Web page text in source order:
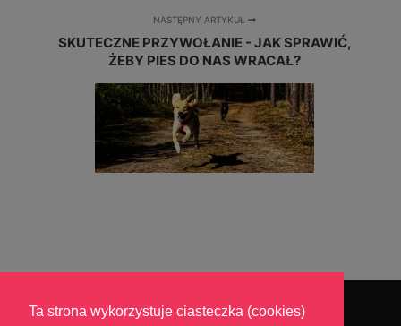
NASTĘPNY ARTYKUŁ
SKUTECZNE PRZYWOŁANIE - JAK SPRAWIĆ,
ŻEBY PIES DO NAS WRACAŁ?
Ta strona wykorzystuje ciasteczka (cookies)